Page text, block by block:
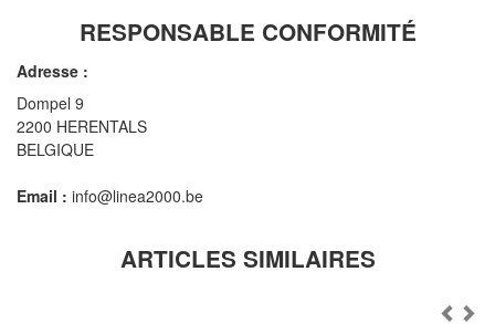
RESPONSABLE CONFORMITÉ
Adresse :
Dompel 9
2200 HERENTALS
BELGIQUE
Email : info@linea2000.be
ARTICLES SIMILAIRES